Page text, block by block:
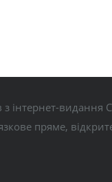
з інтернет-
пряме,